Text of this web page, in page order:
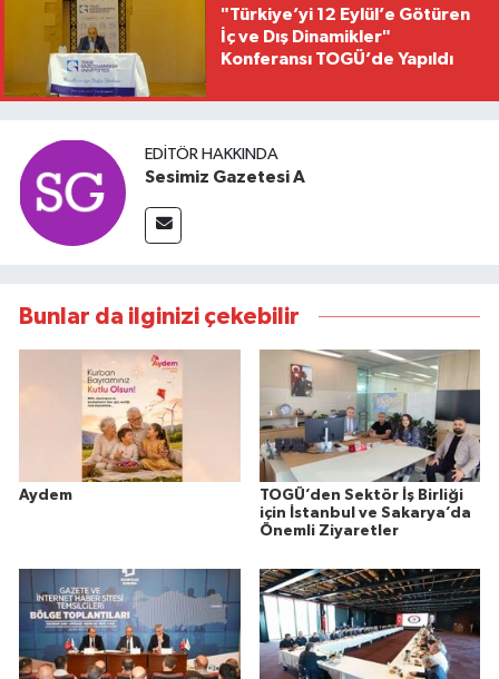
"Türkiye’yi 12 Eylül’e Götüren
İç ve Dış Dinamikler"
Konferansı TOGÜ’de Yapıldı
EDITÖR HAKKINDA
Sesimiz Gazetesi A
Bunlar da ilginizi çekebilir
Aydem
TOGÜ’den Sektör İş Birliği
için İstanbul ve Sakarya’da
Önemli Ziyaretler